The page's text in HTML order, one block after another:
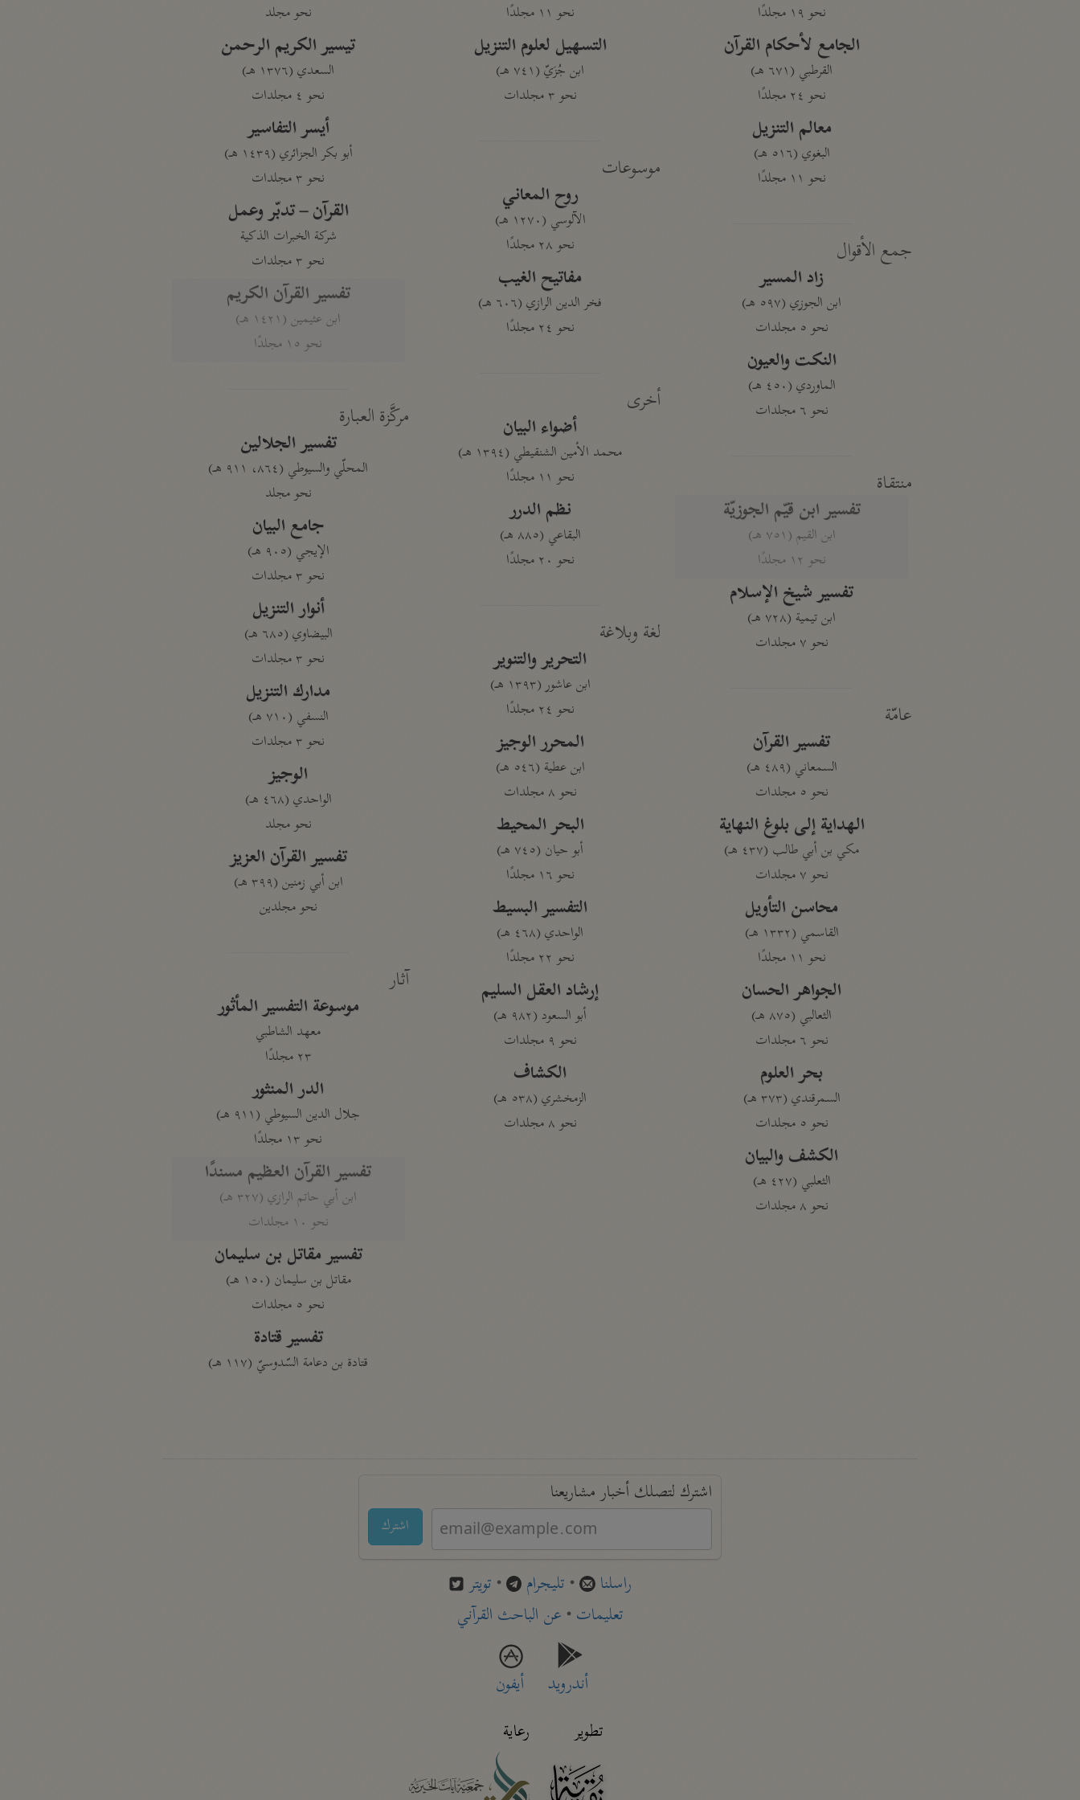
نحو ١٩ مجلدًا
الجامع لأحكام القرآن
القرطبي (٦٧١ هـ)
نحو ٢٤ مجلدًا
معالم التنزيل
البغوي (٥١٦ هـ)
نحو ١١ مجلدًا
جمع الأقوال
زاد المسير
ابن الجوزي (٥٩٧ هـ)
نحو ٥ مجلدات
النكت والعيون
الماوردي (٤٥٠ هـ)
نحو ٦ مجلدات
منتقاة
تفسير ابن قيّم الجوزيّة
ابن القيم (٧٥١ هـ)
نحو ١٢ مجلدًا
تفسير شيخ الإسلام
ابن تيمية (٧٢٨ هـ)
نحو ٧ مجلدات
عامّة
تفسير القرآن
السمعاني (٤٨٩ هـ)
نحو ٥ مجلدات
الهداية إلى بلوغ النهاية
مكي بن أبي طالب (٤٣٧ هـ)
نحو ٧ مجلدات
محاسن التأويل
القاسمي (١٣٣٢ هـ)
نحو ١١ مجلدًا
الجواهر الحسان
الثعالبي (٨٧٥ هـ)
نحو ٦ مجلدات
بحر العلوم
السمرقندي (٣٧٣ هـ)
نحو ٥ مجلدات
الكشف والبيان
الثعلبي (٤٢٧ هـ)
نحو ٨ مجلدات
نحو ١١ مجلدًا
التسهيل لعلوم التنزيل
ابن جُزَيّ (٧٤١ هـ)
نحو ٣ مجلدات
موسوعات
روح المعاني
الآلوسي (١٢٧٠ هـ)
نحو ٢٨ مجلدًا
مفاتيح الغيب
فخر الدين الرازي (٦٠٦ هـ)
نحو ٢٤ مجلدًا
أخرى
أضواء البيان
محمد الأمين الشنقيطي (١٣٩٤ هـ)
نحو ١١ مجلدًا
نظم الدرر
البقاعي (٨٨٥ هـ)
نحو ٢٠ مجلدًا
لغة وبلاغة
التحرير والتنوير
ابن عاشور (١٣٩٣ هـ)
نحو ٢٤ مجلدًا
المحرر الوجيز
ابن عطية (٥٤٦ هـ)
نحو ٨ مجلدات
البحر المحيط
أبو حيان (٧٤٥ هـ)
نحو ١٦ مجلدًا
التفسير البسيط
الواحدي (٤٦٨ هـ)
نحو ٢٢ مجلدًا
إرشاد العقل السليم
أبو السعود (٩٨٢ هـ)
نحو ٩ مجلدات
الكشاف
الزمخشري (٥٣٨ هـ)
نحو ٨ مجلدات
نحو مجلد
تيسير الكريم الرحمن
السعدي (١٣٧٦ هـ)
نحو ٤ مجلدات
أيسر التفاسير
أبو بكر الجزائري (١٤٣٩ هـ)
نحو ٣ مجلدات
القرآن – تدبّر وعمل
شركة الخبرات الذكية
نحو ٣ مجلدات
تفسير القرآن الكريم
ابن عثيمين (١٤٢١ هـ)
نحو ١٥ مجلدًا
مركَّزة العبارة
تفسير الجلالين
المحلّي والسيوطي (٨٦٤، ٩١١ هـ)
نحو مجلد
جامع البيان
الإيجي (٩٠٥ هـ)
نحو ٣ مجلدات
أنوار التنزيل
البيضاوي (٦٨٥ هـ)
نحو ٣ مجلدات
مدارك التنزيل
النسفي (٧١٠ هـ)
نحو ٣ مجلدات
الوجيز
الواحدي (٤٦٨ هـ)
نحو مجلد
تفسير القرآن العزيز
ابن أبي زمنين (٣٩٩ هـ)
نحو مجلدين
آثار
موسوعة التفسير المأثور
معهد الشاطبي
٢٣ مجلدًا
الدر المنثور
جلال الدين السيوطي (٩١١ هـ)
نحو ١٣ مجلدًا
تفسير القرآن العظيم مسندًا
ابن أبي حاتم الرازي (٣٢٧ هـ)
نحو ١٠ مجلدات
تفسير مقاتل بن سليمان
مقاتل بن سليمان (١٥٠ هـ)
نحو ٥ مجلدات
تفسير قتادة
قتادة بن دعامة السّدوسيّ (١١٧ هـ)
اشترك لتصلك أخبار مشاريعنا
اشترك
راسلنا • تليجرام • تويتر
تعليمات• عن الباحث القرآني
أندرويد
أيفون
تطوير
رعاية